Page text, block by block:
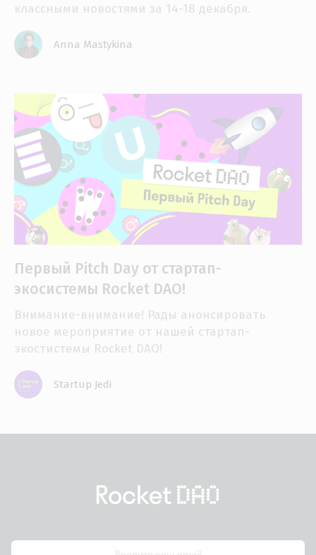
классными новостями за 14-18 декабря.
Anna Mastykina
Первый Pitch Day от стартап-
экосистемы Rocket DAO!
Внимание-внимание! Рады анонсировать
новое мероприятие от нашей стартап-
экостистемы Rocket DAO!
Startup Jedi